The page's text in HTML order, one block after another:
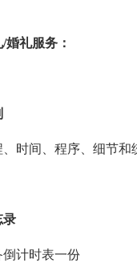
/婚礼服务：
间、程序、细节和
计时表一份